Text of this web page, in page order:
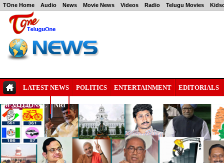
TOne Home Audio News Movie News Videos Radio Telugu Movies
LATEST NEWS POLITICS ENTERTAINMENT EDITORIALS
DEVOTIONAL NRI